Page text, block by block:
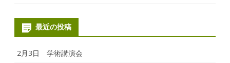
最近の投稿
2月3日 学術講演会